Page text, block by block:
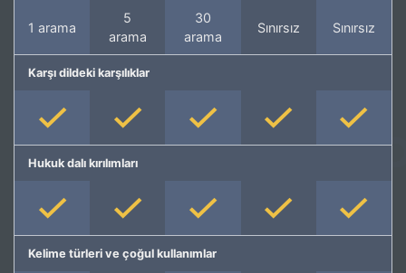
1 arama
5
arama
30
arama
Sınırsız Sınırsız
Karşı dildeki karşılıklar
Hukuk dalı kırılımları
Kelime türleri ve çoğul kullanımlar